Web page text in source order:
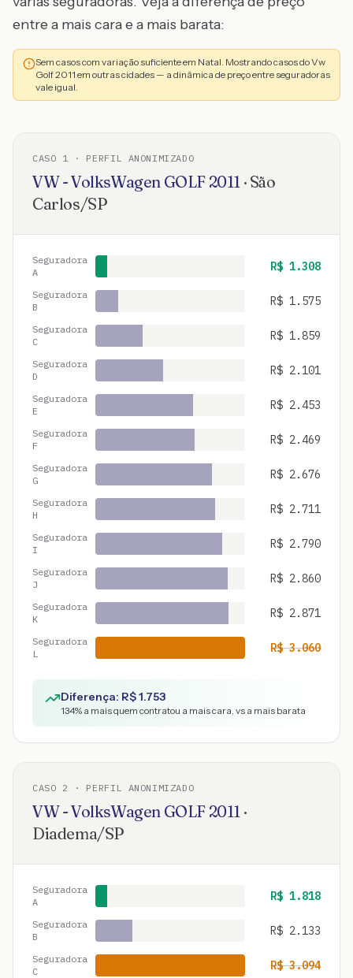
entre a mais cara e a mais barata:
Sem casos com variação suficiente em Natal. Mostrando casos do Vw
Golf 2011 em outras cidades — a dinâmica de preço entre seguradoras
vale igual.
CASO 1 · PERFIL ANONIMIZADO
VW - VolksWagen GOLF 2011 · São
Carlos/SP
Seguradora
A
R$ 1.308
Seguradora
B
R$ 1.575
Seguradora
C
R$ 1.859
Seguradora
D
R$ 2.101
Seguradora
E
R$ 2.453
Seguradora
F
R$ 2.469
Seguradora
G
R$ 2.676
Seguradora
H
R$ 2.711
Seguradora
I
R$ 2.790
Seguradora
J
R$ 2.860
Seguradora
K
R$ 2.871
Seguradora
L
R$3.060
Diferença: R$1.753
134% a mais quem contratou a mais cara, vs a mais barata
CASO 2 · PERFIL ANONIMIZADO
VW - VolksWagen GOLF 2011 ·
Diadema/SP
Seguradora
A
R$ 1.818
Seguradora
B
R$ 2.133
Seguradora
C
R$3.094